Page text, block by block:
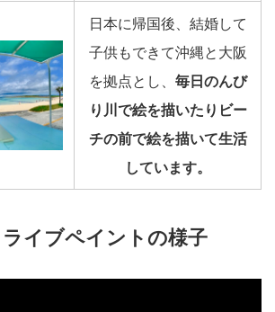
日本に帰国後、結婚して
子供もできて沖縄と大阪
を拠点とし、 毎日のんび
り川で絵を描いたりビー
チの前で絵を描いて生活
しています。
イブペイントの様子